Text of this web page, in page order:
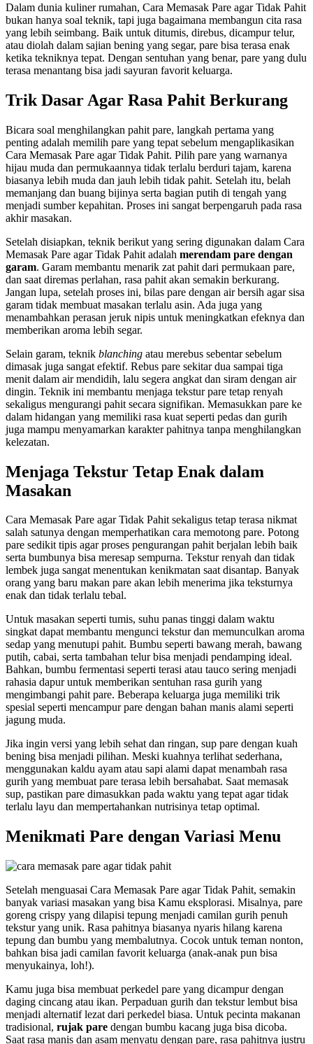
Dalam dunia kuliner rumahan, Cara Memasak Pare agar Tidak Pahit
bukan hanya soal teknik, tapi juga bagaimana membangun cita rasa
yang lebih seimbang. Baik untuk ditumis, direbus, dicampur telur,
atau diolah dalam sajian bening yang segar, pare bisa terasa enak
ketika tekniknya tepat. Dengan sentuhan yang benar, pare yang dulu
terasa menantang bisa jadi sayuran favorit keluarga.
Trik Dasar Agar Rasa Pahit Berkurang
Bicara soal menghilangkan pahit pare, langkah pertama yang
penting adalah memilih pare yang tepat sebelum mengaplikasikan
Cara Memasak Pare agar Tidak Pahit. Pilih pare yang warnanya
hijau muda dan permukaannya tidak terlalu berduri tajam, karena
biasanya lebih muda dan jauh lebih tidak pahit. Setelah itu, belah
memanjang dan buang bijinya serta bagian putih di tengah yang
menjadi sumber kepahitan. Proses ini sangat berpengaruh pada rasa
akhir masakan.
Setelah disiapkan, teknik berikut yang sering digunakan dalam Cara
Memasak Pare agar Tidak Pahit adalah merendam pare dengan
garam. Garam membantu menarik zat pahit dari permukaan pare,
dan saat diremas perlahan, rasa pahit akan semakin berkurang.
Jangan lupa, setelah proses ini, bilas pare dengan air bersih agar sisa
garam tidak membuat masakan terlalu asin. Ada juga yang
menambahkan perasan jeruk nipis untuk meningkatkan efeknya dan
memberikan aroma lebih segar.
Selain garam, teknik blanching atau merebus sebentar sebelum
dimasak juga sangat efektif. Rebus pare sekitar dua sampai tiga
menit dalam air mendidih, lalu segera angkat dan siram dengan air
dingin. Teknik ini membantu menjaga tekstur pare tetap renyah
sekaligus mengurangi pahit secara signifikan. Memasukkan pare ke
dalam hidangan yang memiliki rasa kuat seperti pedas dan gurih
juga mampu menyamarkan karakter pahitnya tanpa menghilangkan
kelezatan.
Menjaga Tekstur Tetap Enak dalam
Masakan
Cara Memasak Pare agar Tidak Pahit sekaligus tetap terasa nikmat
salah satunya dengan memperhatikan cara memotong pare. Potong
pare sedikit tipis agar proses pengurangan pahit berjalan lebih baik
serta bumbunya bisa meresap sempurna. Tekstur renyah dan tidak
lembek juga sangat menentukan kenikmatan saat disantap. Banyak
orang yang baru makan pare akan lebih menerima jika teksturnya
enak dan tidak terlalu tebal.
Untuk masakan seperti tumis, suhu panas tinggi dalam waktu
singkat dapat membantu mengunci tekstur dan memunculkan aroma
sedap yang menutupi pahit. Bumbu seperti bawang merah, bawang
putih, cabai, serta tambahan telur bisa menjadi pendamping ideal.
Bahkan, bumbu fermentasi seperti terasi atau tauco sering menjadi
rahasia dapur untuk memberikan sentuhan rasa gurih yang
mengimbangi pahit pare. Beberapa keluarga juga memiliki trik
spesial seperti mencampur pare dengan bahan manis alami seperti
jagung muda.
Jika ingin versi yang lebih sehat dan ringan, sup pare dengan kuah
bening bisa menjadi pilihan. Meski kuahnya terlihat sederhana,
menggunakan kaldu ayam atau sapi alami dapat menambah rasa
gurih yang membuat pare terasa lebih bersahabat. Saat memasak
sup, pastikan pare dimasukkan pada waktu yang tepat agar tidak
terlalu layu dan mempertahankan nutrisinya tetap optimal.
Menikmati Pare dengan Variasi Menu
Setelah menguasai Cara Memasak Pare agar Tidak Pahit, semakin
banyak variasi masakan yang bisa Kamu eksplorasi. Misalnya, pare
goreng crispy yang dilapisi tepung menjadi camilan gurih penuh
tekstur yang unik. Rasa pahitnya biasanya nyaris hilang karena
tepung dan bumbu yang membalutnya. Cocok untuk teman nonton,
bahkan bisa jadi camilan favorit keluarga (anak-anak pun bisa
menyukainya, loh!).
Kamu juga bisa membuat perkedel pare yang dicampur dengan
daging cincang atau ikan. Perpaduan gurih dan tekstur lembut bisa
menjadi alternatif lezat dari perkedel biasa. Untuk pecinta makanan
tradisional, rujak pare dengan bumbu kacang juga bisa dicoba.
Saat rasa manis dan asam menyatu dengan pare, rasa pahitnya justru